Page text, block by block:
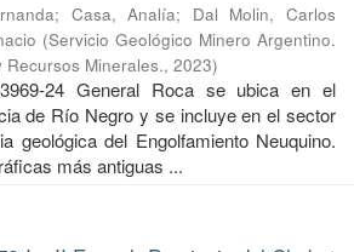
; Casa, Analía; Dal Molin, Carlos
(Servicio Geológico Minero Argentino.
Minerales., 2023)
24 General Roca se ubica en el
de Río Negro y se incluye en el sector
geológica del Engolfamiento Neuquino.
más antiguas ...